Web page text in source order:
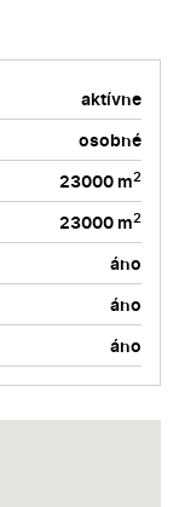
aktívne
osobné
23000 m2
23000 m2
áno
áno
áno